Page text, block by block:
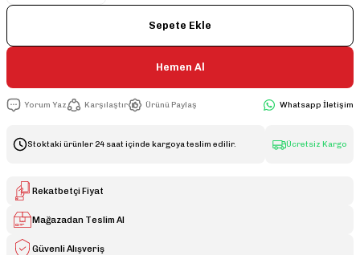
Sepete Ekle
Hemen Al
Yorum Yaz Karşılaştır Ürünü Paylaş Whatsapp İletişim
Stoktaki ürünler 24 saat içinde kargoya teslim edilir. Ücretsiz Kargo
Rekatbetçi Fiyat
Mağazadan Teslim Al
Güvenli Alışveriş